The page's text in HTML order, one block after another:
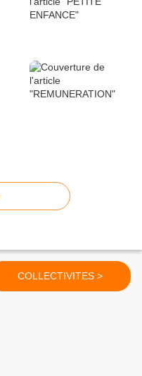
COLLECTIVITES >